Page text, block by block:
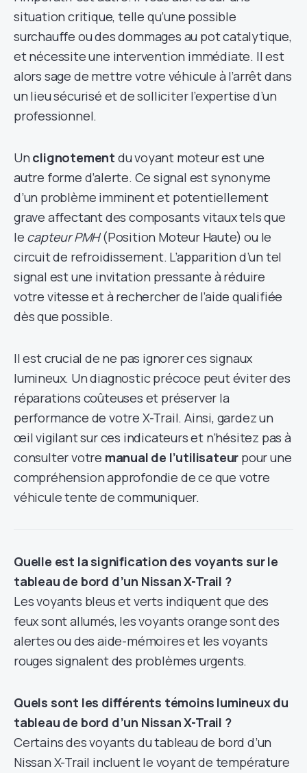
situation critique, telle qu’une possible
surchauffe ou des dommages au pot catalytique,
et nécessite une intervention immédiate. Il est
alors sage de mettre votre véhicule à l’arrêt dans
un lieu sécurisé et de solliciter l’expertise d’un
professionnel.
Un clignotement du voyant moteur est une
autre forme d’alerte. Ce signal est synonyme
d’un problème imminent et potentiellement
grave affectant des composants vitaux tels que
le capteur PMH(Position Moteur Haute) ou le
circuit de refroidissement. L’apparition d’un tel
signal est une invitation pressante à réduire
votre vitesse et à rechercher de l’aide qualifiée
dès que possible.
Il est crucial de ne pas ignorer ces signaux
lumineux. Un diagnostic précoce peut éviter des
réparations coûteuses et préserver la
performance de votre X-Trail. Ainsi, gardez un
œil vigilant sur ces indicateurs et n’hésitez pas à
consulter votre manual de l’utilisateur pour une
compréhension approfondie de ce que votre
véhicule tente de communiquer.
Quelle est la signification des voyants sur le
tableau de bord d’un Nissan X-Trail ?
Les voyants bleus et verts indiquent que des
feux sont allumés, les voyants orange sont des
alertes ou des aide-mémoires et les voyants
rouges signalent des problèmes urgents.
Quels sont les différents témoins lumineux du
tableau de bord d’un Nissan X-Trail ?
Certains des voyants du tableau de bord d’un
Nissan X-Trail incluent le voyant de température